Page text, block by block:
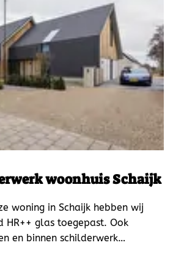
woonhuis Schaijk
woning in Schaijk hebben wij
HR++ glas toegepast. Ook
en binnen schilderwerk…